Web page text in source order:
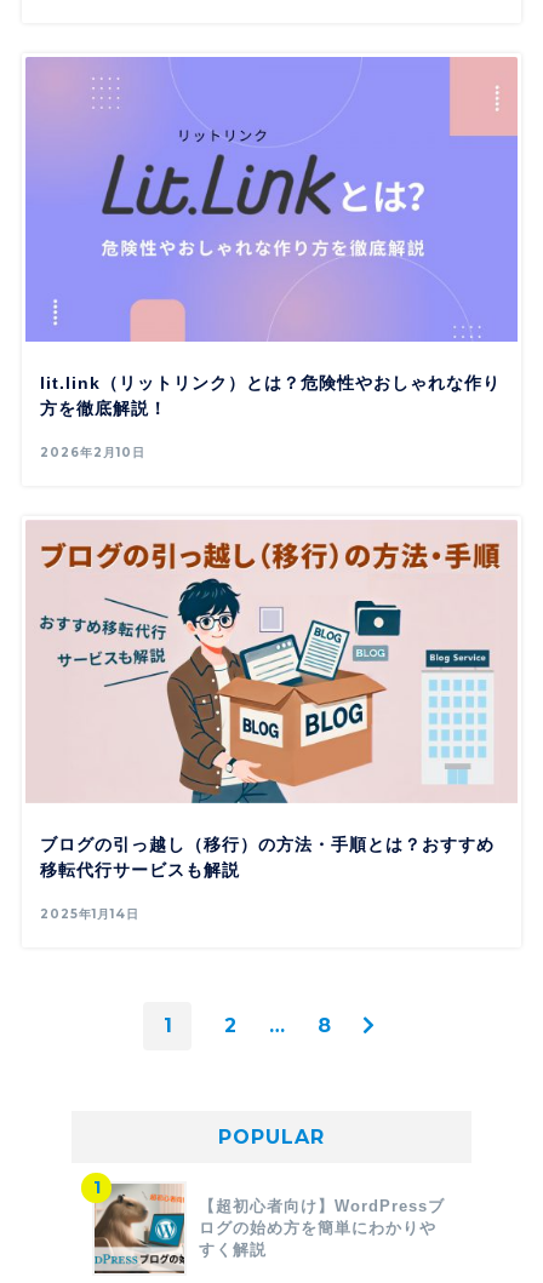
lit.link（リットリンク）とは？危険性やおしゃれな作り
方を徹底解説！
2026年2月10日
ブログの引っ越し（移行）の方法・手順とは？おすすめ
移転代行サービスも解説
2025年1月14日
1 2 … 8
POPULAR
【超初心者向け】WordPressブ
ログの始め方を簡単にわかりや
すく解説